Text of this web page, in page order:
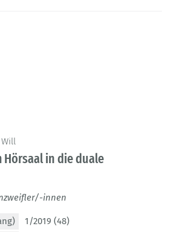
Hörsaal in die duale
innen
1/2019 (48)